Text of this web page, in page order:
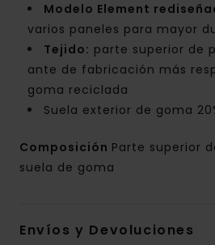
Modelo Element
varios paneles para mayor
Tejido: parte superior de
ante de fabricación más
goma reciclada
Suela exterior de goma
Composición Parte superior
suela de goma
Envíos y Devoluciones